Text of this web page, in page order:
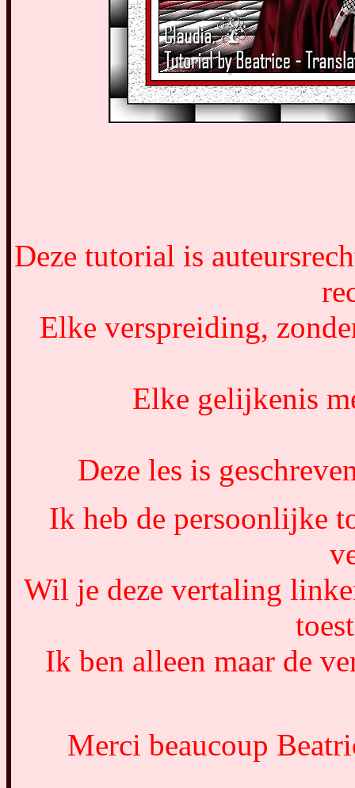
Deze tutorial is
Elke verspreiding,
Elke gelijkenis
Deze les is
Ik heb de persoonlijke
Wil je deze vertaling
Ik ben alleen maar de
Merci beaucoup